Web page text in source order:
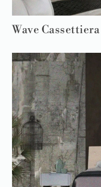
Wave Cassettiera